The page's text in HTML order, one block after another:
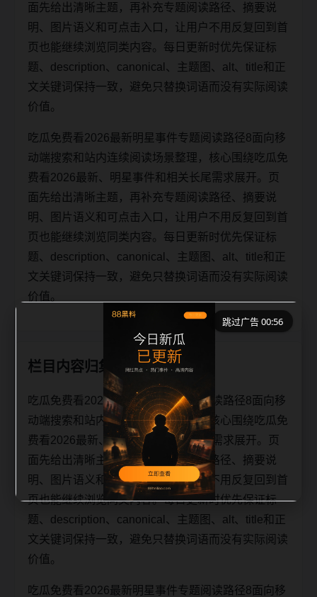
面先给出清晰主题，再补充专题阅读路径、摘要说
明、图片语义和可点击入口，让用户不用反复回到首
页也能继续浏览同类内容。每日更新时优先保证标
题、description、canonical、主题图、alt、title和正
文关键词保持一致，避免只替换词语而没有实际阅读
价值。
吃瓜免费看2026最新明星事件专题阅读路径8面向移
动端搜索和站内连续阅读场景整理，核心围绕吃瓜免
费看2026最新、明星事件和相关长尾需求展开。页
面先给出清晰主题，再补充专题阅读路径、摘要说
明、图片语义和可点击入口，让用户不用反复回到首
页也能继续浏览同类内容。每日更新时优先保证标
题、description、canonical、主题图、alt、title和正
文关键词保持一致，避免只替换词语而没有实际阅读
价值。
栏目内容归集
吃瓜免费看2026最新明星事件专题阅读路径8面向移
动端搜索和站内连续阅读场景整理，核心围绕吃瓜免
费看2026最新、明星事件和相关长尾需求展开。页
面先给出清晰主题，再补充专题阅读路径、摘要说
明、图片语义和可点击入口，让用户不用反复回到首
页也能继续浏览同类内容。每日更新时优先保证标
题、description、canonical、主题图、alt、title和正
文关键词保持一致，避免只替换词语而没有实际阅读
价值。
吃瓜免费看2026最新明星事件专题阅读路径8面向移
跳过广告 00:56